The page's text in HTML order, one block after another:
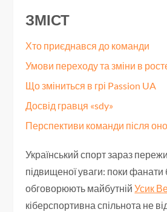
ЗМІСТ
Хто приєднався до команди
Умови переходу та зміни в
Що зміниться в грі Passion UA
Досвід гравця «sdy»
Перспективи команди після
Український спорт зараз
підвищеної уваги: поки фанати
обговорюють майбутнійУсик
кіберспортивна спільнота не